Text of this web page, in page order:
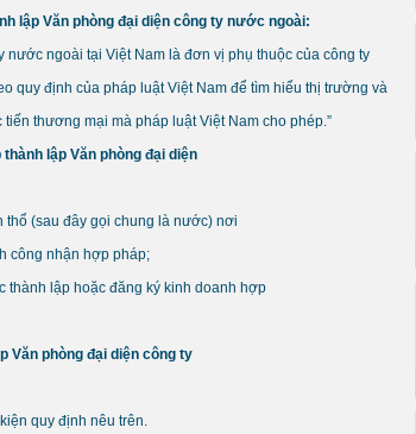
lập Văn phòng đại diện công ty nước ngoài:
nước ngoài tại Việt Nam là đơn vị phụ thuộc của công ty
quy định của pháp luật Việt Nam để tìm hiểu thị trường và
thương mại mà pháp luật Việt Nam cho phép.”
lập Văn phòng đại diện
(sau đây gọi chung là nước) nơi
công nhận hợp pháp;
lập hoặc đăng ký kinh doanh hợp
Văn phòng đại diện công ty
quy định nêu trên.